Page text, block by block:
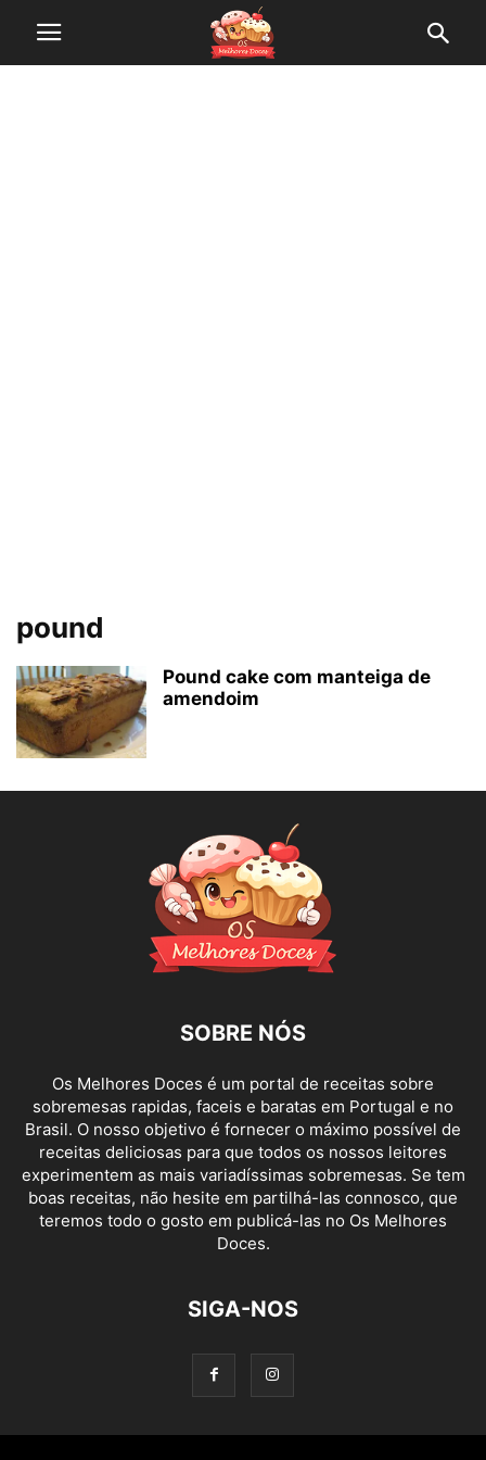
pound
Pound cake com manteiga de
amendoim
SOBRE NÓS
Os Melhores Doces é um portal de receitas sobre
sobremesas rapidas, faceis e baratas em Portugal e no
Brasil. O nosso objetivo é fornecer o máximo possível de
receitas deliciosas para que todos os nossos leitores
experimentem as mais variadíssimas sobremesas. Se tem
boas receitas, não hesite em partilhá-las connosco, que
teremos todo o gosto em publicá-las no Os Melhores
Doces.
SIGA-NOS